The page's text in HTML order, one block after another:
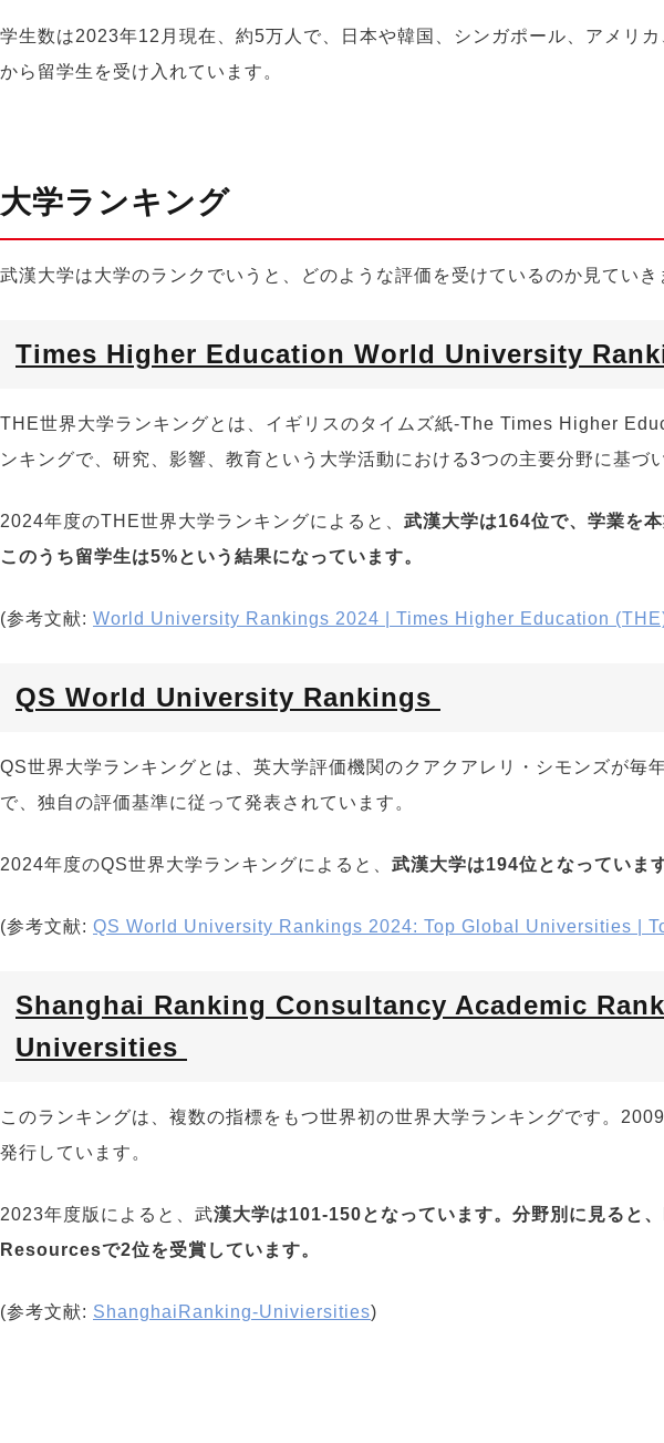
学生数は2023年12月現在、約5万人で、日本や韓国、シンガポール、アメリ
から留学生を受け入れています。
大学ランキング
武漢大学は大学のランクでいうと、どのような評価を受けているのか見ていき
Times Higher Education World University
THE世界大学ランキングとは、イギリスのタイムズ紙-The Times Higher
ンキングで、研究、影響、教育という大学活動における3つの主要分野に基づ
2024年度のTHE世界大学ランキングによると、 武漢大学は164位で、学業を
このうち留学生は5%という結果になっています。
(参考文献: World University Rankings 2024 | Times Higher Education
QS World University Rankings
QS世界大学ランキングとは、英大学評価機関のクアクアレリ・シモンズが毎
で、独自の評価基準に従って発表されています。
2024年度のQS世界大学ランキングによると、 武漢大学は194位となっていま
(参考文献: QS World University Rankings 2024: Top Global Universities |
Shanghai Ranking Consultancy Academic
Universities
このランキングは、複数の指標をもつ世界初の世界大学ランキングです。2009
発行しています。
2023年度版によると、武漢大学は101-150となっています。分野別に見ると
Resourcesで2位を受賞しています。
(参考文献: ShanghaiRanking-Univiersities)